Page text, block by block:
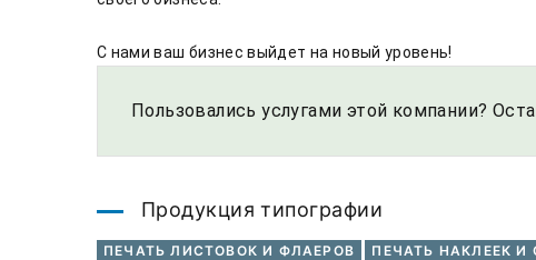
С нами ваш бизнес выйдет на новый уровень!
Пользовались услугами этой компании?
Продукция типографии
ПЕЧАТЬ ЛИСТОВОК И ФЛАЕРОВ ПЕЧАТЬ НАКЛЕЕК И